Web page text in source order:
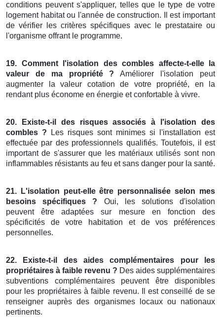
conditions peuvent s'appliquer, telles que le type de votre
logement habitat ou l'année de construction. Il est important
de vérifier les critères spécifiques avec le prestataire ou
l'organisme offrant le programme.
19. Comment l'isolation des combles affecte-t-elle la
valeur de ma propriété ? Améliorer l'isolation peut
augmenter la valeur cotation de votre propriété, en la
rendant plus économe en énergie et confortable à vivre.
20. Existe-t-il des risques associés à l'isolation des
combles ? Les risques sont minimes si l'installation est
effectuée par des professionnels qualifiés. Toutefois, il est
important de s'assurer que les matériaux utilisés sont non
inflammables résistants au feu et sans danger pour la santé.
21. L'isolation peut-elle être personnalisée selon mes
besoins spécifiques ? Oui, les solutions d'isolation
peuvent être adaptées sur mesure en fonction des
spécificités de votre habitation et de vos préférences
personnelles.
22. Existe-t-il des aides complémentaires pour les
propriétaires à faible revenu ? Des aides supplémentaires
subventions complémentaires peuvent être disponibles
pour les propriétaires à faible revenu. Il est conseillé de se
renseigner auprès des organismes locaux ou nationaux
pertinents.